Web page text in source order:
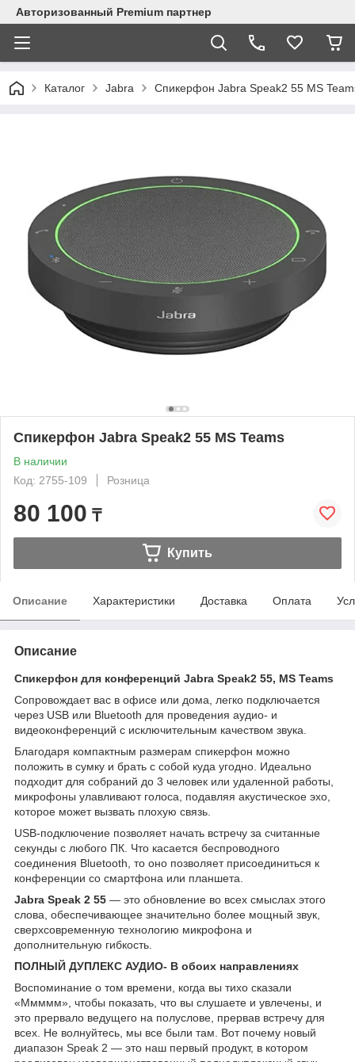
Авторизованный Premium партнер
Каталог Jabra Спикерфон Jabra Speak2 55 MS
Спикерфон Jabra Speak2 55 MS Teams
В наличии
Код: 2755-109
Розница
80 100 ₸
Купить
Описание Характеристики Доставка Оплата
Описание
Спикерфон для конференций Jabra Speak2 55, MS Teams
Сопровождает вас в офисе или дома, легко подключается
через USB или Bluetooth для проведения аудио- и
видеоконференций с исключительным качеством звука.
Благодаря компактным размерам спикерфон можно
положить в сумку и брать с собой куда угодно. Идеально
подходит для собраний до 3 человек или удаленной работы,
микрофоны улавливают голоса, подавляя акустическое эхо,
которое может вызвать плохую связь.
USB-подключение позволяет начать встречу за считанные
секунды с любого ПК. Что касается беспроводного
соединения Bluetooth, то оно позволяет присоединиться к
конференции со смартфона или планшета.
Jabra Speak 2 55 — это обновление во всех смыслах этого
слова, обеспечивающее значительно более мощный звук,
сверхсовременную технологию микрофона и
дополнительную гибкость.
ПОЛНЫЙ ДУПЛЕКС АУДИО- В обоих направлениях
Воспоминание о том времени, когда вы тихо сказали
«Ммммм», чтобы показать, что вы слушаете и увлечены, и
это прервало ведущего на полуслове, прервав встречу для
всех. Не волнуйтесь, мы все были там. Вот почему новый
диапазон Speak 2 — это наш первый продукт, в котором